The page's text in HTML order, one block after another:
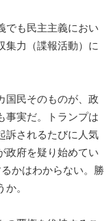
でも民主主義におい
集力（諜報活動）に
国民そのものが、政
事実だ。トランプは
訴されるたびに人気
政府を疑り始めてい
かはわからない。勝
。